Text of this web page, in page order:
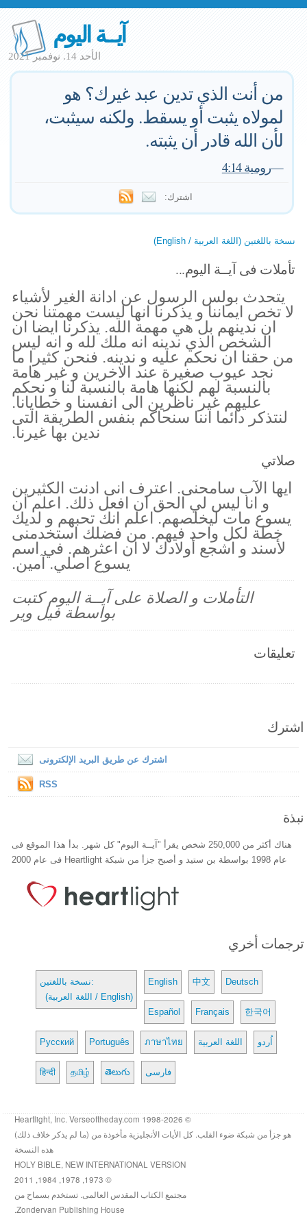
آيــة اليوم
الأحد 14. نوفمبر 2021
من أنت الذي تدين عبد غيرك؟ هو
لمولاه يثبت أو يسقط. ولكنه سيثبت،
لأن الله قادر أن يثبته.
—رومية 4:14
اشترك:
نسخة باللغتين (اللغة العربية / English)
تأملات فى آيــة اليوم...
يتحدث بولس الرسول عن ادانة الغير لأشياء
لا تخص ايماننا و يذكرنا انها ليست مهمتنا نحن
ان ندينهم بل هي مهمة الله. يذكرنا ايضا ان
الشخص الذي ندينه انه ملك لله و انه ليس
من حقنا ان نحكم عليه و ندينه. فنحن كثيرا ما
نجد عيوب صغيرة عند الاخرين و غير هامة
بالنسبة لهم لكنها هامة بالنسبة لنا و نحكم
عليهم غير ناظرين الى انفسنا و خطايانا.
لنتذكر دائما اننا سنحاكم بنفس الطريقة التى
ندين بها غيرنا.
صلاتي
ايها الآب سامحنى. اعترف انى ادنت الكثيرين
و انا ليس لي الحق ان افعل ذلك. اعلم ان
يسوع مات ليخلصهم. اعلم انك تحبهم و لديك
خطة لكل واحد فيهم. من فضلك استخدمنى
لأسند و اشجع أولادك لا ان اعثرهم. في اسم
يسوع اصلي. آمين.
التأملات و الصلاة على آيــة اليوم كتبت
بواسطة فيل وير
تعليقات
اشترك
اشترك عن طريق البريد الإلكترونى
RSS
نبذة
هناك أكثر من 250,000 شخص يقرأ "آيــة اليوم" كل شهر. بدأ هذا الموقع فى
عام 1998 بواسطة بن ستيد و أصبح جزأ من شبكة Heartlight فى عام 2000
ترجمات أخري
نسخة باللغتين:
(اللغة العربية / English)
English 中文 Deutsch
Español Français 한국어
Русский Português ภาษาไทย اللغة العربية اُردو
हिन्दी தமிழ் తెలుగు فارسی
© 1998-2026 Heartlight, Inc. Verseoftheday.com
هو جزأ من شبكة ضوء القلب. كل الأيات الأنجليزية مأخوذة من (ما لم يذكر خلاف ذلك)
هذه النسخة
HOLY BIBLE, NEW INTERNATIONAL VERSION
© 1973, 1978, 1984, 2011
مجتمع الكتاب المقدس العالمى. تستخدم بسماح من
Zondervan Publishing House.